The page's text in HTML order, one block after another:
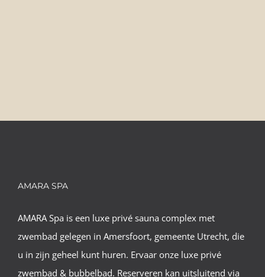
AMARA SPA
AMARA Spa is een luxe privé sauna complex met
zwembad gelegen in Amersfoort, gemeente Utrecht, die
u in zijn geheel kunt huren. Ervaar onze luxe privé
zwembad & bubbelbad. Reserveren kan uitsluitend via